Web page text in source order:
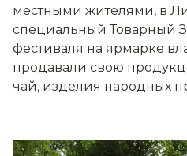
местными жителями, в
специальный Товарный
фестиваля на ярмарке
продавали свою
чай, изделия народных